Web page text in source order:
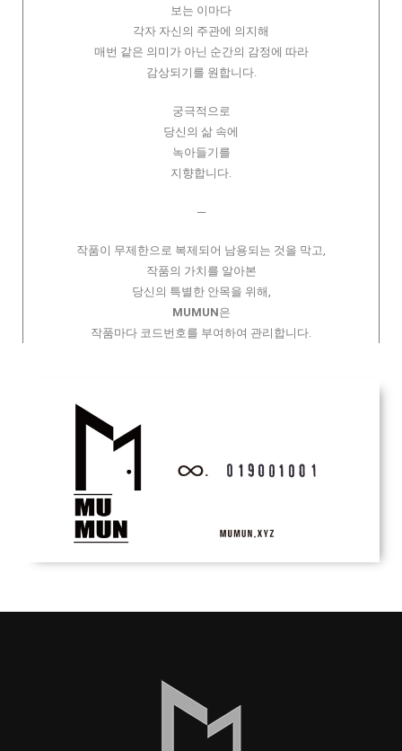
보는 이마다
각자 자신의 주관에 의지해
매번 같은 의미가 아닌 순간의 감정에 따라
감상되기를 원합니다.
궁극적으로
당신의 삶 속에
녹아들기를
지향합니다.
─
작품이 무제한으로 복제되어 남용되는 것을 막고,
작품의 가치를 알아본
당신의 특별한 안목을 위해,
MUMUN은
작품마다 코드번호를 부여하여 관리합니다.